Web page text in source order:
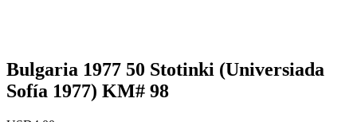
Bulgaria 1977 50 Stotinki (Universiada
Sofía 1977) KM# 98